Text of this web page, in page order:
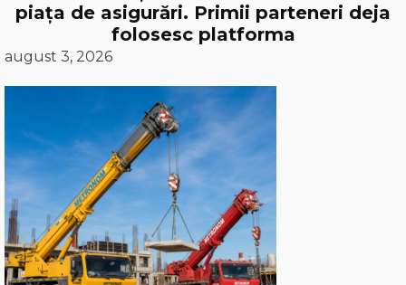
piața de asigurări. Primii parteneri deja
folosesc platforma
august 3, 2026